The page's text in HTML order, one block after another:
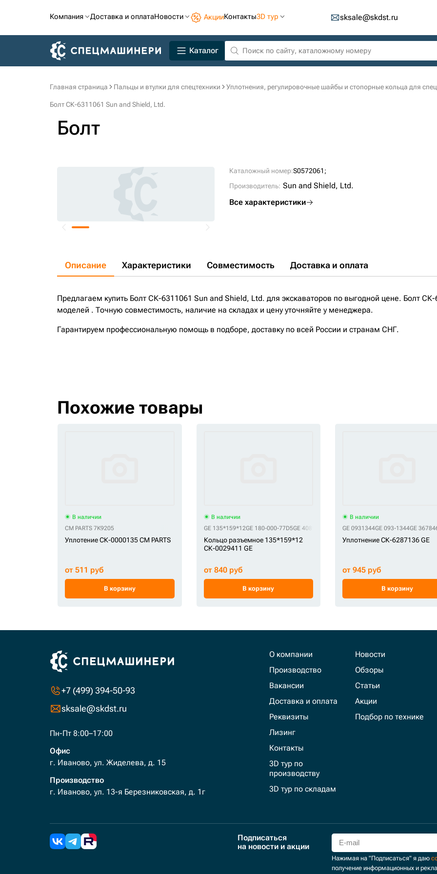
Компания Доставка и оплатаНовости АкцииКонтакты3D тур sksale@skdst.ru
Каталог
Главная страница Пальцы и втулки для спецтехники Уплотнения, регулировочные шайбы и стопорные кольца для
Болт СК-6311061 Sun and Shield, Ltd.
Болт
Каталожный номер:S0572061;
Производитель: Sun and Shield, Ltd.
Все характеристики
Описание Характеристики Совместимость Доставка и оплата
Предлагаем купить Болт СК-6311061 Sun and Shield, Ltd. для экскаваторов по выгодной цене. Болт
моделей . Точную совместимость, наличие на складах и цену уточняйте у менеджера.
Гарантируем профессиональную помощь в подборе, доставку по всей России и странам СНГ.
Похожие товары
В наличии
CM PARTS 7K9205
Уплотение СК-0000135 CM PARTS
от 511 руб
В корзину
В наличии
GE 135*159*12GE 180-000-77D5GE 4089028 GE 61Q6-06510
Кольцо разъемное 135*159*12
СК-0029411 GE
от 840 руб
В корзину
В наличии
GE 0931344GE 093-1344GE
Уплотнение СК-6287136 GE
от 945 руб
В корзину
+7 (499) 394-50-93
sksale@skdst.ru
Пн-Пт 8:00–17:00
Офис
г. Иваново, ул. Жиделева, д. 15
Производство
г. Иваново, ул. 13-я Березниковская, д. 1г
О компании
Производство
Вакансии
Доставка и оплата
Реквизиты
Лизинг
Контакты
3D тур по
производству
3D тур по складам
Новости
Обзоры
Статьи
Акции
Подбор по технике
Подписаться
на новости и акции
Нажимая на "Подписаться" я даю
получение информационных и